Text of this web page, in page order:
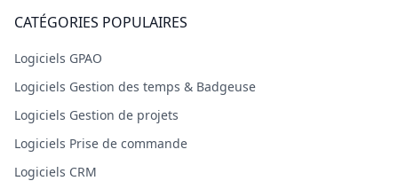
CATÉGORIES POPULAIRES
Logiciels GPAO
Logiciels Gestion des temps & Badgeuse
Logiciels Gestion de projets
Logiciels Prise de commande
Logiciels CRM